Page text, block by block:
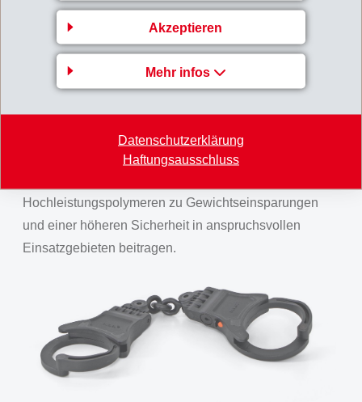
Akzeptieren
Mehr infos
Datenschutzerklärung
Haftungsausschluss
in der Herstellung der verwendeten Kette. Die
Verbindungskette der Handschellen wird im
Montagespritzguss hergestellt und ermöglicht eine
homogene und fehlerfreie Struktur, wodurch
Einsatzbedingungen bei.
Hochleistungspolymeren zu Gewichtseinsparungen
und einer höheren Sicherheit in anspruchsvollen
Einsatzgebieten beitragen.